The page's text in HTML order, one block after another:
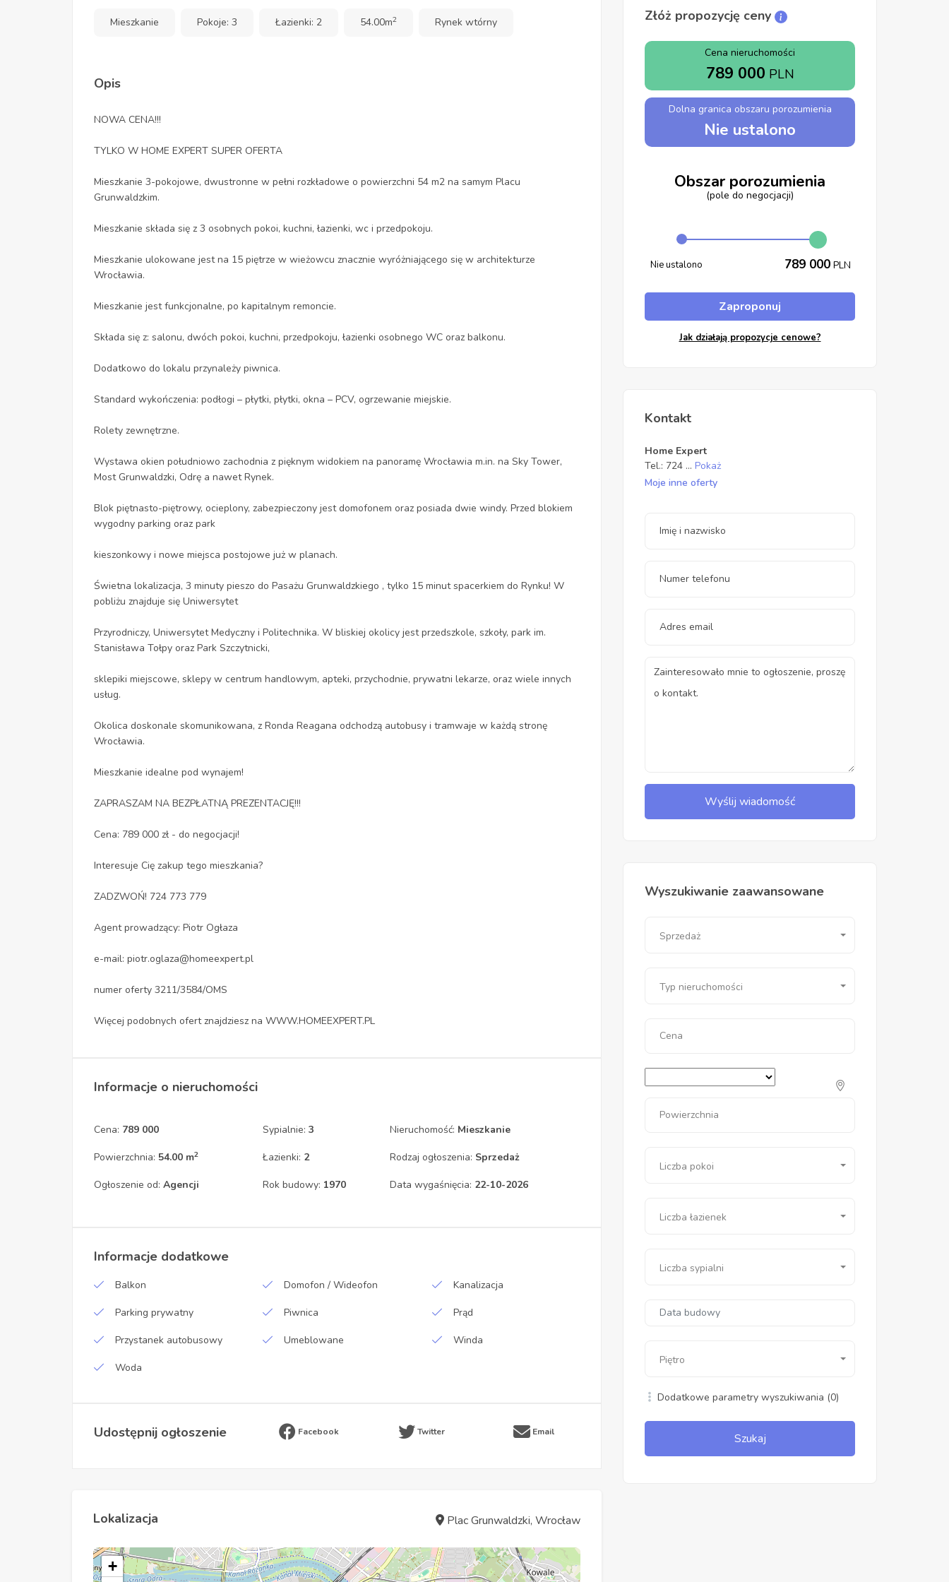
Mieszkanie Pokoje: 3 Łazienki: 2 54.00m2 Rynek wtórny
Opis
NOWA CENA!!!
TYLKO W HOME EXPERT SUPER OFERTA
Mieszkanie 3-pokojowe, dwustronne w pełni rozkładowe o powierzchni 54 m2 na samym Placu
Grunwaldzkim.
Mieszkanie składa się z 3 osobnych pokoi, kuchni, łazienki, wc i przedpokoju.
Mieszkanie ulokowane jest na 15 piętrze w wieżowcu znacznie wyróżniającego się w architekturze
Wrocławia.
Mieszkanie jest funkcjonalne, po kapitalnym remoncie.
Składa się z: salonu, dwóch pokoi, kuchni, przedpokoju, łazienki osobnego WC oraz balkonu.
Dodatkowo do lokalu przynależy piwnica.
Standard wykończenia: podłogi – płytki, płytki, okna – PCV, ogrzewanie miejskie.
Rolety zewnętrzne.
Wystawa okien południowo zachodnia z pięknym widokiem na panoramę Wrocławia m.in. na Sky Tower,
Most Grunwaldzki, Odrę a nawet Rynek.
Blok piętnasto-piętrowy, ocieplony, zabezpieczony jest domofonem oraz posiada dwie windy. Przed blokiem
wygodny parking oraz park
kieszonkowy i nowe miejsca postojowe już w planach.
Świetna lokalizacja, 3 minuty pieszo do Pasażu Grunwaldzkiego , tylko 15 minut spacerkiem do Rynku! W
pobliżu znajduje się Uniwersytet
Przyrodniczy, Uniwersytet Medyczny i Politechnika. W bliskiej okolicy jest przedszkole, szkoły, park im.
Stanisława Tołpy oraz Park Szczytnicki,
sklepiki miejscowe, sklepy w centrum handlowym, apteki, przychodnie, prywatni lekarze, oraz wiele innych
usług.
Okolica doskonale skomunikowana, z Ronda Reagana odchodzą autobusy i tramwaje w każdą stronę
Wrocławia.
Mieszkanie idealne pod wynajem!
ZAPRASZAM NA BEZPŁATNĄ PREZENTACJĘ!!!
Cena: 789 000 zł - do negocjacji!
Interesuje Cię zakup tego mieszkania?
ZADZWOŃ! 724 773 779
Agent prowadzący: Piotr Ogłaza
e-mail: piotr.oglaza@homeexpert.pl
numer oferty 3211/3584/OMS
Więcej podobnych ofert znajdziesz na WWW.HOMEEXPERT.PL
Informacje o nieruchomości
Cena: 789 000
Powierzchnia: 54.00 m2
Ogłoszenie od: Agencji
Sypialnie:3
Łazienki: 2
Rok budowy: 1970
Nieruchomość: Mieszkanie
Rodzaj ogłoszenia: Sprzedaż
Data wygaśnięcia: 22-10-2026
Informacje dodatkowe
Balkon Domofon / Wideofon Kanalizacja
Parking prywatny Piwnica Prąd
Przystanek autobusowy Umeblowane Winda
Woda
Udostępnij ogłoszenie Facebook Twitter Email
Lokalizacja Plac Grunwaldzki, Wrocław
+
Złóż propozycję ceny
Cena nieruchomości
789 000 PLN
Dolna granica obszaru porozumienia
Nie ustalono
Obszar porozumienia
(pole do negocjacji)
Nie ustalono 789 000 PLN
Zaproponuj
Jak działają propozycje cenowe?
Kontakt
Home Expert
Tel.: 724 ... Pokaż
Moje inne oferty
Wyślij wiadomość
Wyszukiwanie zaawansowane
Sprzedaż
Typ nieruchomości
Cena
Powierzchnia
Liczba pokoi
Liczba łazienek
Liczba sypialni
Piętro
Dodatkowe parametry wyszukiwania (0)
Szukaj